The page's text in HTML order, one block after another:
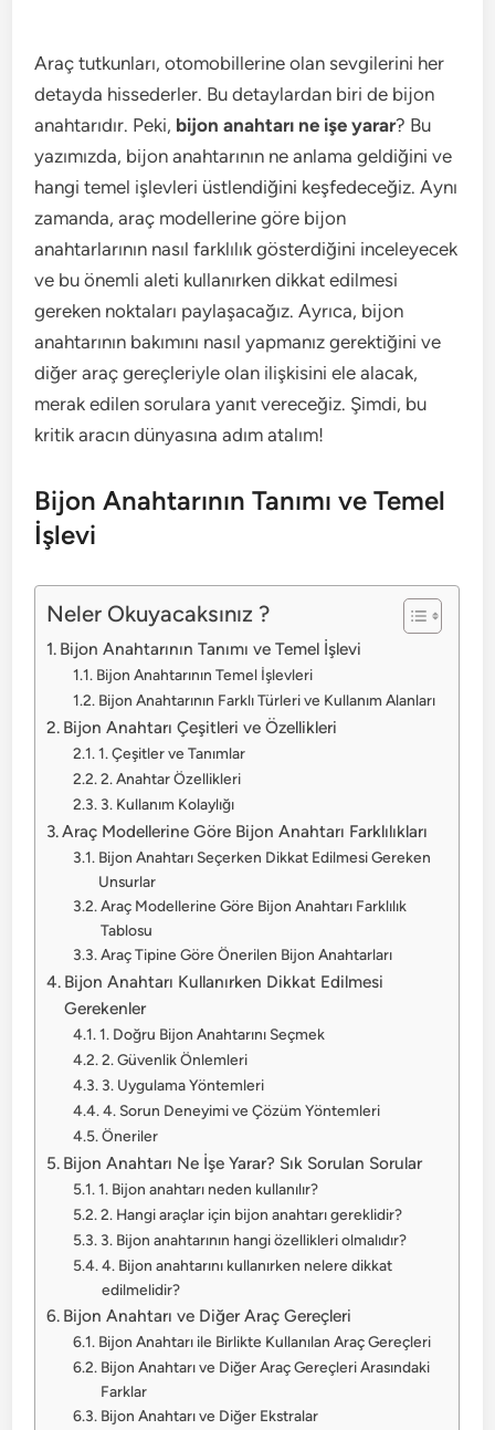
Araç tutkunları, otomobillerine olan sevgilerini her
detayda hissederler. Bu detaylardan biri de bijon
anahtarıdır. Peki, bijon anahtarı ne işe yarar? Bu
yazımızda, bijon anahtarının ne anlama geldiğini ve
hangi temel işlevleri üstlendiğini keşfedeceğiz. Aynı
zamanda, araç modellerine göre bijon
anahtarlarının nasıl farklılık gösterdiğini inceleyecek
ve bu önemli aleti kullanırken dikkat edilmesi
gereken noktaları paylaşacağız. Ayrıca, bijon
anahtarının bakımını nasıl yapmanız gerektiğini ve
diğer araç gereçleriyle olan ilişkisini ele alacak,
merak edilen sorulara yanıt vereceğiz. Şimdi, bu
kritik aracın dünyasına adım atalım!
Bijon Anahtarının Tanımı ve Temel
İşlevi
Neler Okuyacaksınız ?
Bijon Anahtarının Tanımı ve Temel İşlevi
Bijon Anahtarının Temel İşlevleri
Bijon Anahtarının Farklı Türleri ve Kullanım Alanları
Bijon Anahtarı Çeşitleri ve Özellikleri
1. Çeşitler ve Tanımlar
2. Anahtar Özellikleri
3. Kullanım Kolaylığı
Araç Modellerine Göre Bijon Anahtarı Farklılıkları
Bijon Anahtarı Seçerken Dikkat Edilmesi Gereken
Unsurlar
Araç Modellerine Göre Bijon Anahtarı Farklılık
Tablosu
Araç Tipine Göre Önerilen Bijon Anahtarları
Bijon Anahtarı Kullanırken Dikkat Edilmesi
Gerekenler
1. Doğru Bijon Anahtarını Seçmek
2. Güvenlik Önlemleri
3. Uygulama Yöntemleri
4. Sorun Deneyimi ve Çözüm Yöntemleri
Öneriler
Bijon Anahtarı Ne İşe Yarar? Sık Sorulan Sorular
1. Bijon anahtarı neden kullanılır?
2. Hangi araçlar için bijon anahtarı gereklidir?
3. Bijon anahtarının hangi özellikleri olmalıdır?
4. Bijon anahtarını kullanırken nelere dikkat
edilmelidir?
Bijon Anahtarı ve Diğer Araç Gereçleri
Bijon Anahtarı ile Birlikte Kullanılan Araç Gereçleri
Bijon Anahtarı ve Diğer Araç Gereçleri Arasındaki
Farklar
Bijon Anahtarı ve Diğer Ekstralar